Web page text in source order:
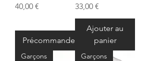
Prix
40,00 €
Précommander
Prix
33,00 €
Ajouter au
panier
Garçons Garçons